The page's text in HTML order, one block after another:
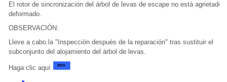
El rotor de sincronización del árbol de levas de escape no está agrietado
deformado.
OBSERVACIÓN:
Lleve a cabo la "Inspección después de la reparación" tras sustituir el
subconjunto del alojamiento del árbol de levas.
Haga clic aquí